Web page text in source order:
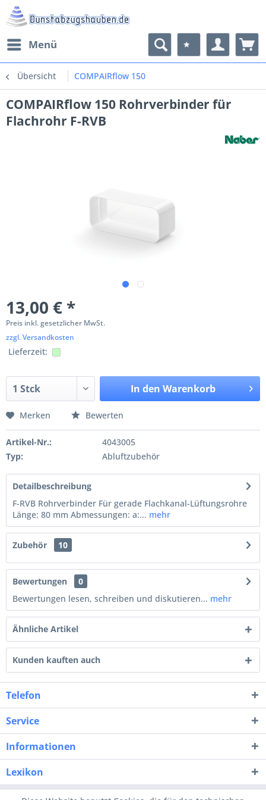
Menü
Übersicht COMPAIRflow 150
COMPAIRflow 150 Rohrverbinder für
Flachrohr F-RVB
13,00 € *
Preis inkl. gesetzlicher MwSt.
zzgl. Versandkosten
Lieferzeit:
In den Warenkorb
Merken Bewerten
Artikel-Nr.:
4043005
Typ:
Abluftzubehör
Detailbeschreibung
F-RVB Rohrverbinder Für gerade Flachkanal-Lüftungsrohre
Länge: 80 mm Abmessungen: a:... mehr
Zubehör 10
Bewertungen
0
Bewertungen lesen, schreiben und diskutieren... mehr
Ähnliche Artikel
Kunden kauften auch
Telefon
Service
Informationen
Lexikon